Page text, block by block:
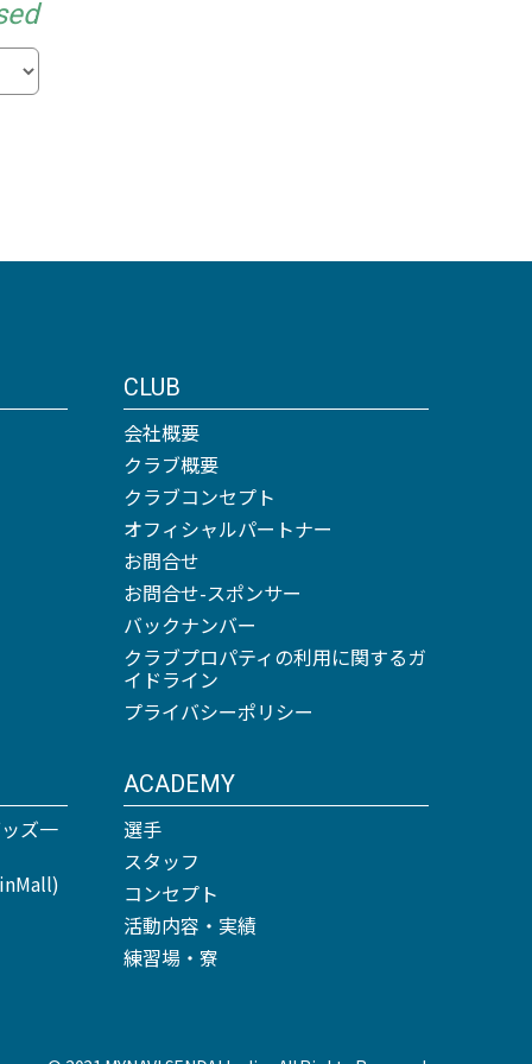
ズ一
ACADEMY
選手
スタッフ
コンセプト
活動内容・実績
練習場・寮
CLUB
会社概要
クラブ概要
クラブコンセプト
オフィシャルパートナー
お問合せ
お問合せ-スポンサー
バックナンバー
クラブプロパティの利用に関するガ
イドライン
プライバシーポリシー